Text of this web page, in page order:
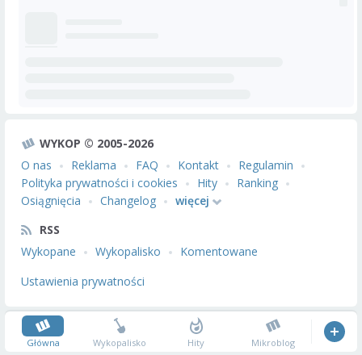
WYKOP © 2005-2026
O nas
Reklama FAQ Kontakt
Regulamin
Polityka prywatności i cookies
Hity
Ranking
Osiągnięcia
Changelog
więcej
RSS
Wykopane
Wykopalisko
Komentowane
Ustawienia prywatności
Główna Wykopalisko Hity Mikroblog